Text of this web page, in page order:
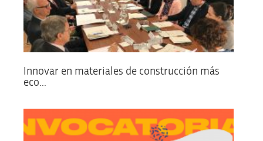
Innovar en materiales de construcción más
eco...